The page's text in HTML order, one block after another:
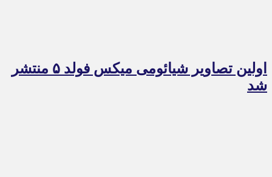
اولین تصاویر شیائومی میکس فولد ۵ منتشر
شد